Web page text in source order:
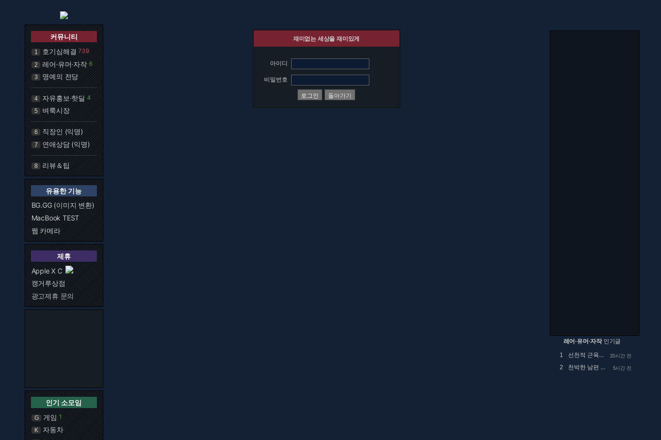
커뮤니티
1 호기심해결 739
2 레어·유머·자작 6
3 명예의 전당
4 자유홍보·핫딜 4
5 벼룩시장
6 직장인 (익명)
7 연애상담 (익명)
8 리뷰＆팁
유용한 기능
BG.GG (이미지 변환)
MacBook TEST
웹 카메라
제휴
Apple X C
캥거루상점
광고제휴 문의
인기 소모임
G 게임 1
K 자동차
재미없는 세상을 재미있게
아이디
비밀번호
레어·유머·자작인기글
1 선천적 근육병인 아이를 정말 예뻐해 주시던 공익... 20시간 전
2 천박한 남편 때문에 고민 5시간 전